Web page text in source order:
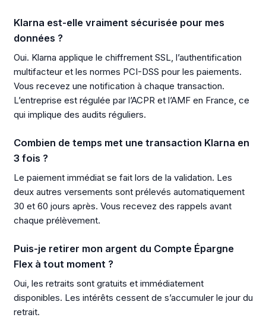
Klarna est-elle vraiment sécurisée pour mes
données ?
Oui. Klarna applique le chiffrement SSL, l’authentification
multifacteur et les normes PCI-DSS pour les paiements.
Vous recevez une notification à chaque transaction.
L’entreprise est régulée par l’ACPR et l’AMF en France, ce
qui implique des audits réguliers.
Combien de temps met une transaction Klarna en
3 fois ?
Le paiement immédiat se fait lors de la validation. Les
deux autres versements sont prélevés automatiquement
30 et 60 jours après. Vous recevez des rappels avant
chaque prélèvement.
Puis-je retirer mon argent du Compte Épargne
Flex à tout moment ?
Oui, les retraits sont gratuits et immédiatement
disponibles. Les intérêts cessent de s’accumuler le jour du
retrait.